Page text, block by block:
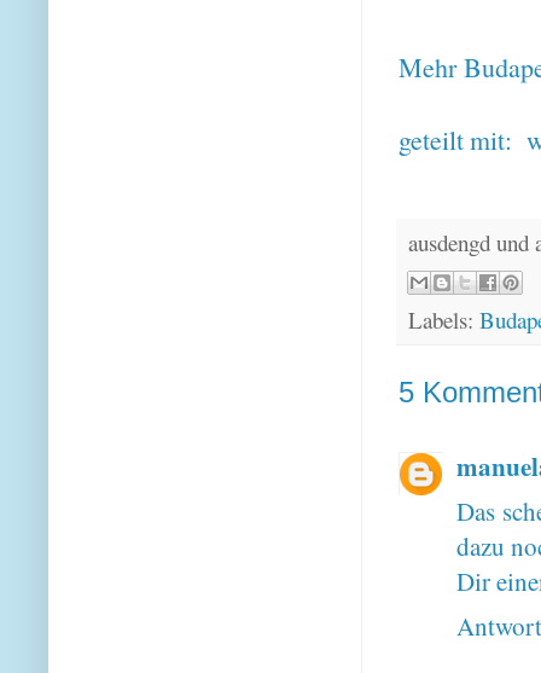
Mehr
geteilt mit:
ausdengd
Labels:
5
Das
dazu
Dir